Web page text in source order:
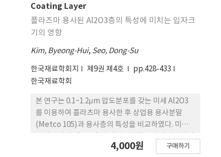
Coating Layer
플라즈마 용사된 Al2O3층의 특성에 미치는 입자크
기의 영향
Kim, Byeong-Hui, Seo, Dong-Su
한국재료학회지 제9권 제4호
pp.428-433
한국재료학회
본 연구는 0.1~1.2μm 압도분포를 갖는 미세 Al2O3
를 이용하여 플라츠마 용사한 후 상업용 용사분말
(Metco 105)과 용사층의 특성을 비교하였다. 미세
고 용샤층의 평균 표면조도 (Ra)는 미세 Al2O3의 경
4,000원 구매하기